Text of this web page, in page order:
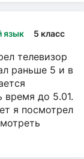
язык 5 класс
телевизор
раньше 5 и в
время до 5.01.
я посмотрел